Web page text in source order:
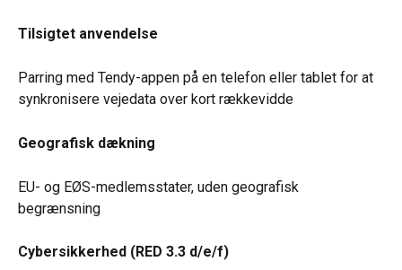
Tilsigtet anvendelse
Parring med Tendy-appen på en telefon eller tablet for at
synkronisere vejedata over kort rækkevidde
Geografisk dækning
EU- og EØS-medlemsstater, uden geografisk
begrænsning
Cybersikkerhed (RED 3.3 d/e/f)